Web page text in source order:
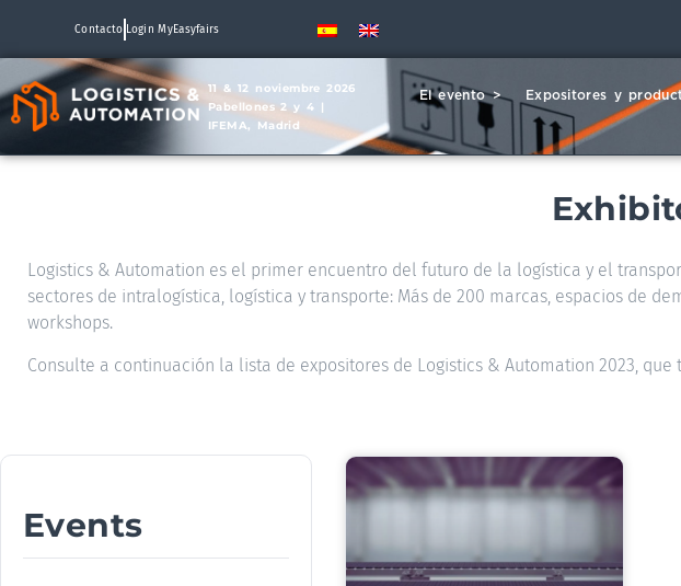
Contacto Login MyEasyfairs
11 & 12 noviembre 2026
Pabellones 2 y 4 |
IFEMA, Madrid
El evento > Expositores y
Logistics & Automation es el primer encuentro del futuro de la logística y el
sectores de intralogística, logística y transporte: Más de 200 marcas, espacios de
workshops.
Consulte a continuación la lista de expositores de Logistics & Automation 2023,
Events